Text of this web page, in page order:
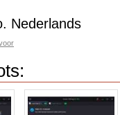
Nederlands